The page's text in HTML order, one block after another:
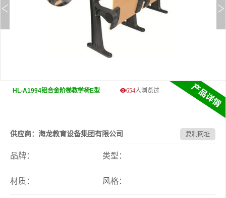
HL-A1994铝合金阶梯教学椅E型 654人浏览过
供应商：海龙教育设备集团有限公司 复制网址
品牌： 类型：
材质： 风格：